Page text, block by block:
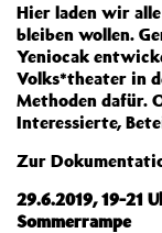
Hier laden wir
bleiben wollen.
Yeniocak
Volks*theater in
Methoden dafür.
Interessierte,
Zur
29.6.2019, 19-21
Sommerrampe